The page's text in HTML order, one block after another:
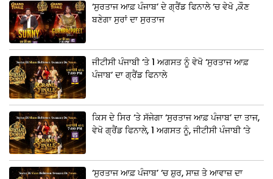
‘ਸੁਰਤਾਜ ਆਫ਼ ਪੰਜਾਬ’ ਦੇ ਗ੍ਰੈਂਡ ਫਿਨਾਲੇ ‘ਚ ਵੇਖੋ ,ਕੌਣ
ਬਣੇਗਾ ਸੁਰਾਂ ਦਾ ਸੁਰਤਾਜ
ਜੀਟੀਸੀ ਪੰਜਾਬੀ ‘ਤੇ 1 ਅਗਸਤ ਨੂੰ ਵੇਖੋ ‘ਸੁਰਤਾਜ ਆਫ਼
ਪੰਜਾਬ’ ਦਾ ਗ੍ਰੈਂਡ ਫਿਨਾਲੇ
ਕਿਸ ਦੇ ਸਿਰ ‘ਤੇ ਸੱਜੇਗਾ ‘ਸੁਰਤਾਜ ਆਫ਼ ਪੰਜਾਬ’ ਦਾ ਤਾਜ,
ਵੇਖੋ ਗ੍ਰੈਂਡ ਫਿਨਾਲੇ, 1 ਅਗਸਤ ਨੂੰ, ਜੀਟੀਸੀ ਪੰਜਾਬੀ ‘ਤੇ
‘ਸੁਰਤਾਜ ਆਫ਼ ਪੰਜਾਬ’ ‘ਚ ਸ਼ੁਰ, ਸਾਜ਼ ਤੇ ਆਵਾਜ਼ ਦਾ